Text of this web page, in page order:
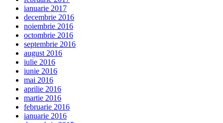
ianuarie 2017
decembrie 2016
noiembrie 2016
octombrie 2016
septembrie 2016
august 2016
iulie 2016
iunie 2016
mai 2016
aprilie 2016
martie 2016
februarie 2016
ianuarie 2016